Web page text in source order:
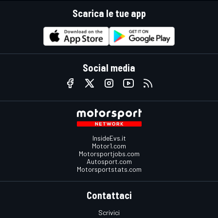
Scarica le tue app
Social media
InsideEvs.it
Motor1.com
Motorsportjobs.com
Autosport.com
Motorsportstats.com
Contattaci
Scrivici